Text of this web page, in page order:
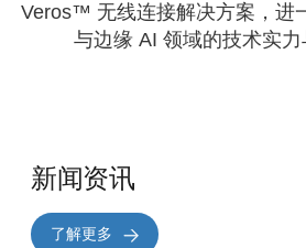
Veros™ 无线连接解决方案，进
与边缘 AI 领域的技术实力
新闻资讯
了解更多